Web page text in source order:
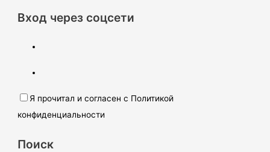
Вход через соцсети
Я прочитал и согласен с Политикой
конфиденциальности
Поиск